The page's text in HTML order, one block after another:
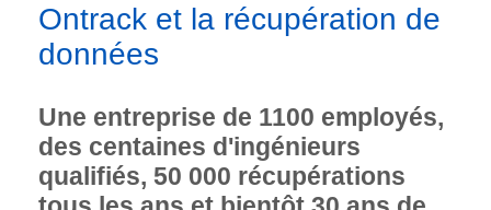
Ontrack et la récupération de
données
Une entreprise de 1100 employés,
des centaines d'ingénieurs
qualifiés, 50 000 récupérations